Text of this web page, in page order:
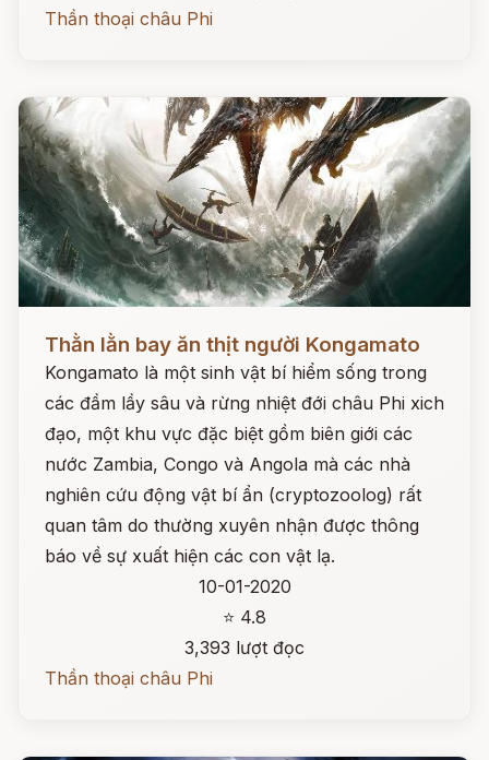
Thần thoại châu Phi
Đọc ngay
Thằn lằn bay ăn thịt người Kongamato
Kongamato là một sinh vật bí hiểm sống trong
các đầm lầy sâu và rừng nhiệt đới châu Phi xich
đạo, một khu vực đặc biệt gồm biên giới các
nước Zambia, Congo và Angola mà các nhà
nghiên cứu động vật bí ẩn (cryptozoolog) rất
quan tâm do thường xuyên nhận được thông
báo về sự xuất hiện các con vật lạ.
10-01-2020
⭐ 4.8
3,393 lượt đọc
Thần thoại châu Phi